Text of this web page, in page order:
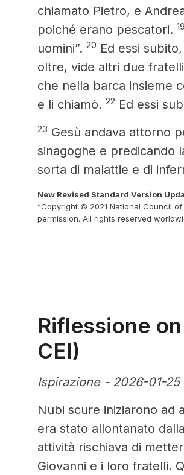
chiamato Pietro, e
poiché erano pescatori. 19
uomini”. 20 Ed essi
oltre, vide altri due
che nella barca insieme
e li chiamò. 22 Ed essi
23 Gesù andava attorno
sinagoghe e predicando
sorta di malattie e di
New Revised Standard Version
“Copyright © 2021 National Council
permission. All rights reserved
Riflessione
CEI)
Ispirazione - 2026-01-
Nubi scure iniziarono ad
era stato allontanato
attività rischiava di
Giovanni e i loro fratelli.